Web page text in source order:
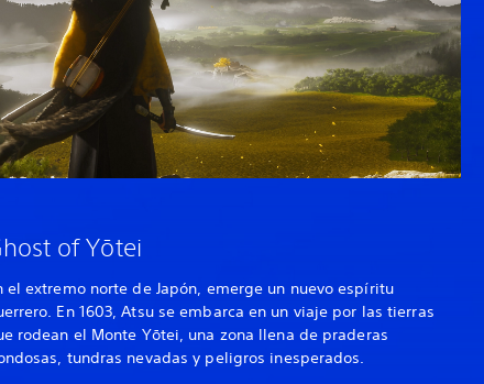
of Yōtei
el extremo norte de Japón, emerge un nuevo espíritu
En 1603, Atsu se embarca en un viaje por las tierras
rodean el Monte Yōtei, una zona llena de praderas
tundras nevadas y peligros inesperados.